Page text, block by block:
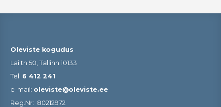
Oleviste kogudus
Lai tn 50, Tallinn 10133
Tel: 6 412 241
e-mail: oleviste@oleviste.ee
Reg.Nr: 80212972